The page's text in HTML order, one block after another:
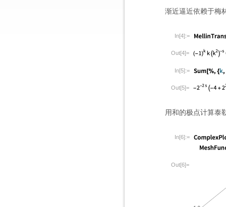
渐近逼近依赖于梅
In[4]:=
Out[4]=
In[5]:=
Out[5]=
用和的极点计算泰
In[6]:=
Out[6]=